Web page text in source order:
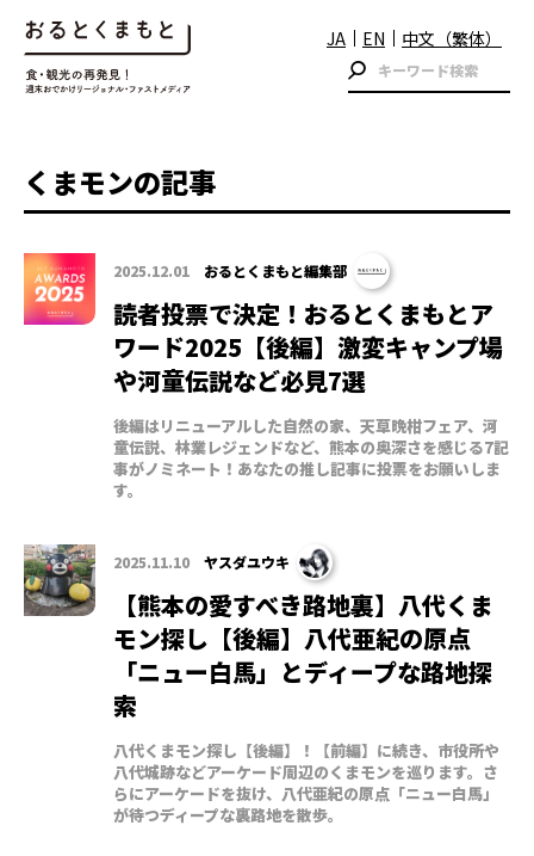
JA EN 中文（繁体）
くまモンの記事
2025.12.01 おるとくまもと編集部
読者投票で決定！おるとくまもとア
ワード2025【後編】激変キャンプ場
や河童伝説など必見7選
後編はリニューアルした自然の家、天草晩柑フェア、河
童伝説、林業レジェンドなど、熊本の奥深さを感じる7記
事がノミネート！あなたの推し記事に投票をお願いしま
す。
2025.11.10 ヤスダユウキ
【熊本の愛すべき路地裏】八代くま
モン探し【後編】八代亜紀の原点
「ニュー白馬」とディープな路地探
索
八代くまモン探し【後編】！【前編】に続き、市役所や
八代城跡などアーケード周辺のくまモンを巡ります。さ
らにアーケードを抜け、八代亜紀の原点「ニュー白馬」
が待つディープな裏路地を散歩。